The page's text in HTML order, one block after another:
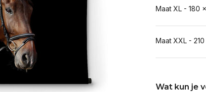
Maat XL - 180
Maat XXL -
Wat kun je